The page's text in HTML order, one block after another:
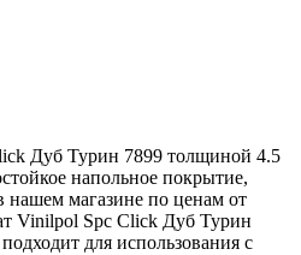
Дуб Турин 7899 толщиной 4.5
напольное покрытие,
нашем магазине по ценам от
Vinilpol Spc Click Дуб Турин
для использования с